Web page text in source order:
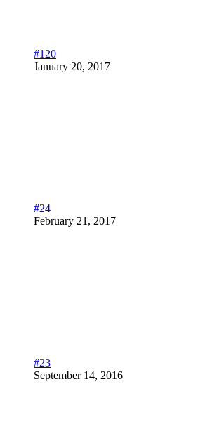
#120
January 20, 2017
#24
February 21, 2017
#23
September 14, 2016